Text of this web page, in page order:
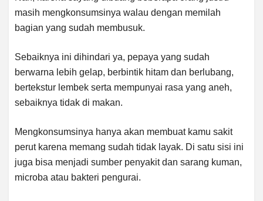
masih mengkonsumsinya walau dengan memilah
bagian yang sudah membusuk.
Sebaiknya ini dihindari ya, pepaya yang sudah
berwarna lebih gelap, berbintik hitam dan berlubang,
bertekstur lembek serta mempunyai rasa yang aneh,
sebaiknya tidak di makan.
Mengkonsumsinya hanya akan membuat kamu sakit
perut karena memang sudah tidak layak. Di satu sisi ini
juga bisa menjadi sumber penyakit dan sarang kuman,
microba atau bakteri pengurai.